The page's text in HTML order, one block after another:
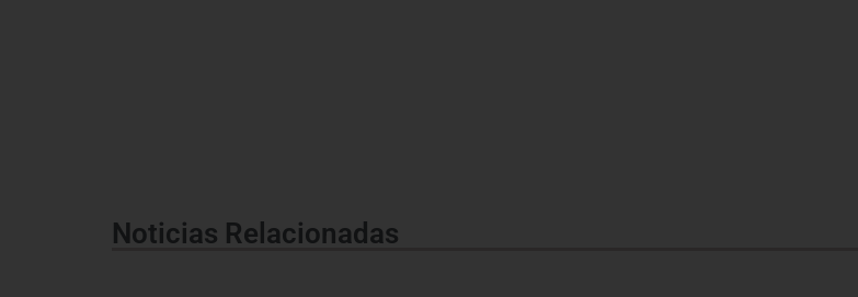
Noticias Relacionadas